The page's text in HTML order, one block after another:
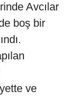
Avcılar
boş bir
ve